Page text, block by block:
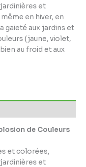
et
en hiver, en
gaieté aux jardins et
(jaune, violet,
au froid et aux
de Couleurs
et colorées,
et